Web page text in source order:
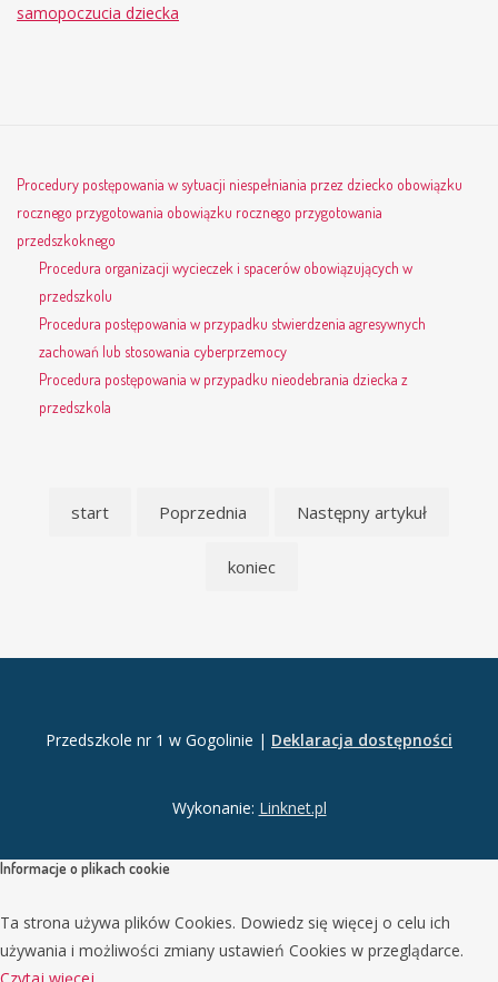
samopoczucia dziecka
Procedury postępowania w sytuacji niespełniania przez dziecko obowiązku
rocznego przygotowania obowiązku rocznego przygotowania
przedszkoknego
Procedura organizacji wycieczek i spacerów obowiązujących w
przedszkolu
Procedura postępowania w przypadku stwierdzenia agresywnych
zachowań lub stosowania cyberprzemocy
Procedura postępowania w przypadku nieodebrania dziecka z
przedszkola
start Poprzednia Następny artykuł
koniec
Przedszkole nr 1 w Gogolinie | Deklaracja dostępności
Wykonanie: Linknet.pl
Informacje o plikach cookie
Ta strona używa plików Cookies. Dowiedz się więcej o celu ich
używania i możliwości zmiany ustawień Cookies w przeglądarce.